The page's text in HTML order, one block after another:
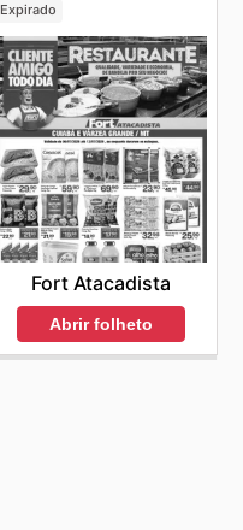
Expirado
Fort Atacadista
Abrir folheto